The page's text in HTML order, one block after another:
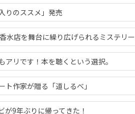
りのススメ」発売
水店を舞台に繰り広げられるミステリー
リです！本を聴くという選択。
ト作家が贈る「道しるべ」
が9年ぶりに帰ってきた！